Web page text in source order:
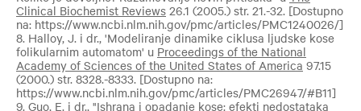
Clinical Biochemist Reviews 26.1 (2005.) str. 21.-32. [Dostupno
na: https://www.ncbi.nlm.nih.gov/pmc/articles/PMC1240026/]
8. Halloy, J. i dr., 'Modeliranje dinamike ciklusa ljudske kose
folikularnim automatom' u Proceedings of the National
Academy of Sciences of the United States of America 97.15
(2000.) str. 8328.-8333. [Dostupno na:
https://www.ncbi.nlm.nih.gov/pmc/articles/PMC26947/#B11]
9. Guo, E. i dr., "Ishrana i opadanje kose: efekti nedostataka